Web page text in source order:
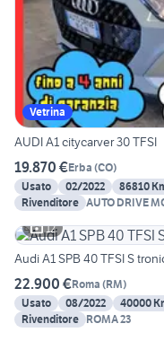
Vetrina
AUDI A1 citycarver 30 TFSI
19.870 €Erba (CO)
Usato
02/2022 86810
Rivenditore AUTO DRIVE
12
Audi A1 SPB 40 TFSI S
22.900 €Roma (RM)
Usato
08/2022 40000
Rivenditore ROMA 23